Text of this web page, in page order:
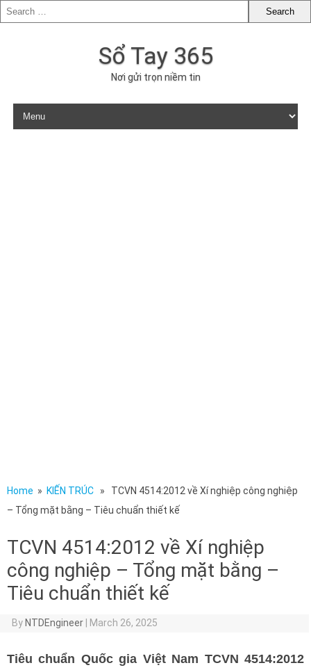
Sổ Tay 365
Nơi gửi trọn niềm tin
Skip to content
Home » KIẾN TRÚC » TCVN 4514:2012 về Xí nghiệp công nghiệp
– Tổng mặt bằng – Tiêu chuẩn thiết kế
TCVN 4514:2012 về Xí nghiệp
công nghiệp – Tổng mặt bằng –
Tiêu chuẩn thiết kế
ByNTDEngineer | March 26, 2025
Tiêu chuẩn Quốc gia Việt Nam TCVN 4514:2012